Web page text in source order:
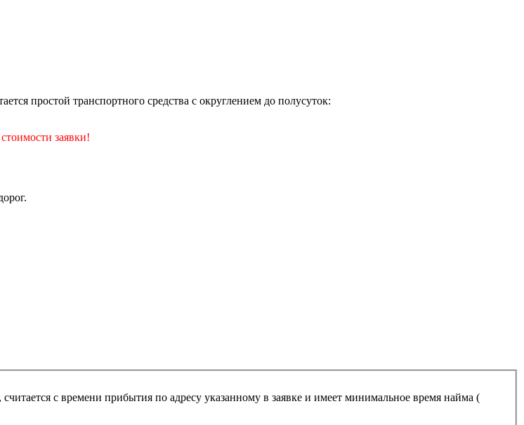
простой транспортного средства с округлением до полусуток:
заявки!
с времени прибытия по адресу указанному в заявке и имеет минимальное время найма (